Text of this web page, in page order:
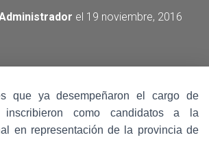
el 19 noviembre, 2016
que ya desempeñaron el cargo de
inscribieron como candidatos a la
en representación de la provincia de